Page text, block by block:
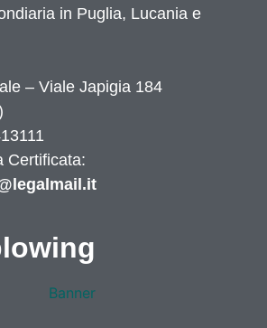
in Puglia, Lucania e
– Viale Japigia 184
Certificata: